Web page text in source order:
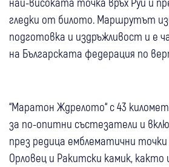
гледки от билото. Маршрутът
подготовка и издръжливост и е
на Българската федерация по
“Маратон Ждрелото“ с 43
за по-опитни състезатели и
през редица емблематични точки
Орловец и Ракитски камик, както